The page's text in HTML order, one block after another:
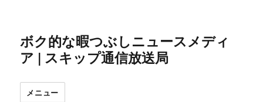
ボク的な暇つぶしニュースメディ
ア | スキップ通信放送局
メニュー